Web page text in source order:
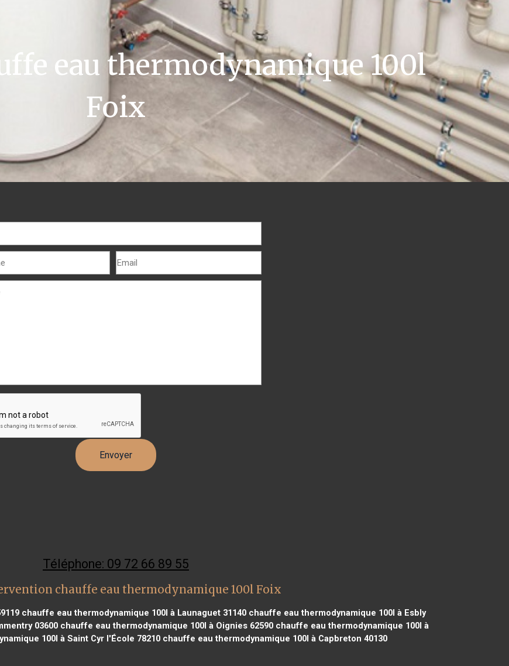
eau thermodynamique 100l
Foix
Téléphone: 09 72 66 89 55
chauffe eau thermodynamique 100l Foix
chauffe eau thermodynamique 100l à Launaguet 31140 chauffe eau thermodynamique 100l à Esbly
03600chauffe eau thermodynamique 100l à Oignies 62590chauffe eau thermodynamique 100l à
100l à Saint Cyr l'École 78210 chauffe eau thermodynamique 100l à Capbreton 40130